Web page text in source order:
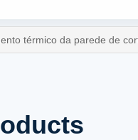
térmico da parede de